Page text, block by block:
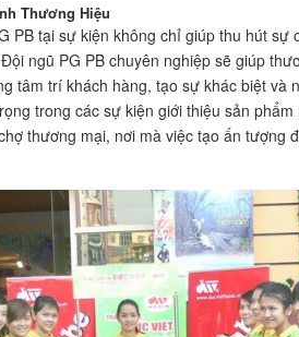
Thương Hiệu
PB tại sự kiện không chỉ giúp thu hút sự
ngũ PG PB chuyên nghiệp sẽ giúp
tâm trí khách hàng, tạo sự khác biệt và
trong các sự kiện giới thiệu sản
thương mại, nơi mà việc tạo ấn tượng